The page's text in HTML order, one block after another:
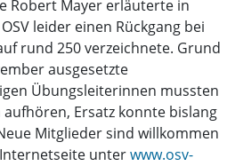
Robert Mayer erläuterte in
leider einen Rückgang bei
rund 250 verzeichnete. Grund
ausgesetzte
Übungsleiterinnen mussten
Ersatz konnte bislang
Mitglieder sind willkommen
unterwww.osv-